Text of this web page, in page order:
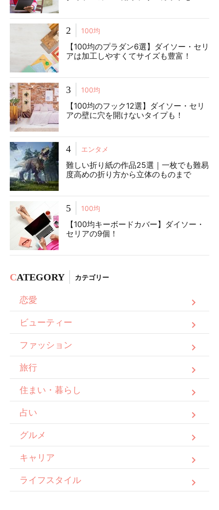
2 100均
【100均のプラダン6選】ダイソー・セリ
アは加工しやすくてサイズも豊富！
3 100均
【100均のフック12選】ダイソー・セリ
アの壁に穴を開けないタイプも！
4 エンタメ
難しい折り紙の作品25選｜一枚でも難易
度高めの折り方から立体のものまで
5 100均
【100均キーボードカバー】ダイソー・
セリアの9個！
CATEGORY カテゴリー
恋愛
ビューティー
ファッション
旅行
住まい・暮らし
占い
グルメ
キャリア
ライフスタイル